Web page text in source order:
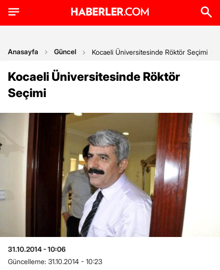
Anasayfa Güncel Kocaeli Üniversitesinde Röktör Seçimi
Kocaeli Üniversitesinde Röktör
Seçimi
31.10.2014 - 10:06
Güncelleme: 31.10.2014 - 10:23